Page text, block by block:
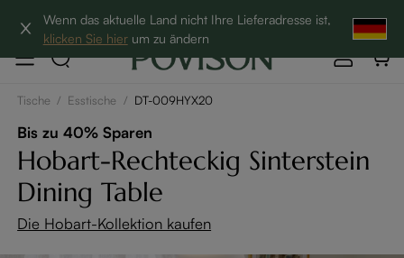
Wenn das aktuelle Land nicht Ihre Lieferadresse ist,
klicken Sie hierum zu ändern
Hottest Bundles| 12% Auf Beliebte Bundles→
Tische / Esstische / DT-009HYX20
Bis zu 40% Sparen
Hobart-Rechteckig Sinterstein
Dining Table
Die Hobart-Kollektion kaufen